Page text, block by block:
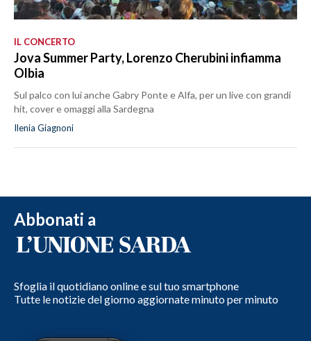
IL CONCERTO
Jova Summer Party, Lorenzo Cherubini infiamma
Olbia
Sul palco con lui anche Gabry Ponte e Alfa, per un live con grandi
hit, cover e omaggi alla Sardegna
Ilenia Giagnoni
Abbonati a
Sfoglia il quotidiano online e sul tuo smartphone
Tutte le notizie del giorno aggiornate minuto per minuto